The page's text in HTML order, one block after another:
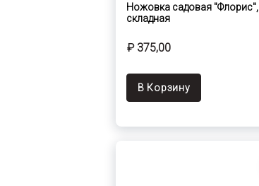
Ножовка садовая "Флорис",
складная
₽ 375,00
В Корзину